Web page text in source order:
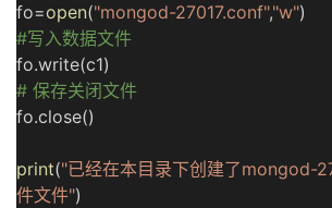
fo=open("mongod-27017.conf","w")
#写入数据文件
fo.write(c1)
# 保存关闭文件
fo.close()
print("已经在本目录下创建了mongod-
件文件")